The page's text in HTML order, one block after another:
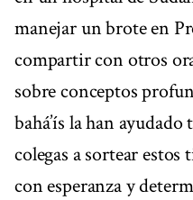
manejar un brote en
compartir con otros
sobre conceptos
bahá’ís la han
colegas a sortear
con esperanza y